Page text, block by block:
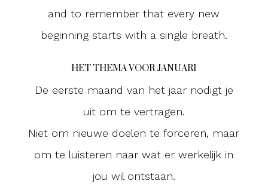
and to remember that every new
beginning starts with a single breath.
HET THEMA VOOR JANUARI
De eerste maand van het jaar nodigt je
uit om te vertragen.
Niet om nieuwe doelen te forceren, maar
om te luisteren naar wat er werkelijk in
jou wil ontstaan.